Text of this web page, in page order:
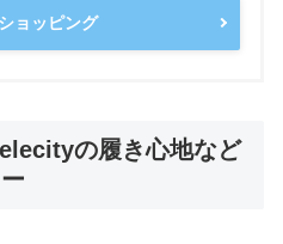
ョッピング
の履き心地など